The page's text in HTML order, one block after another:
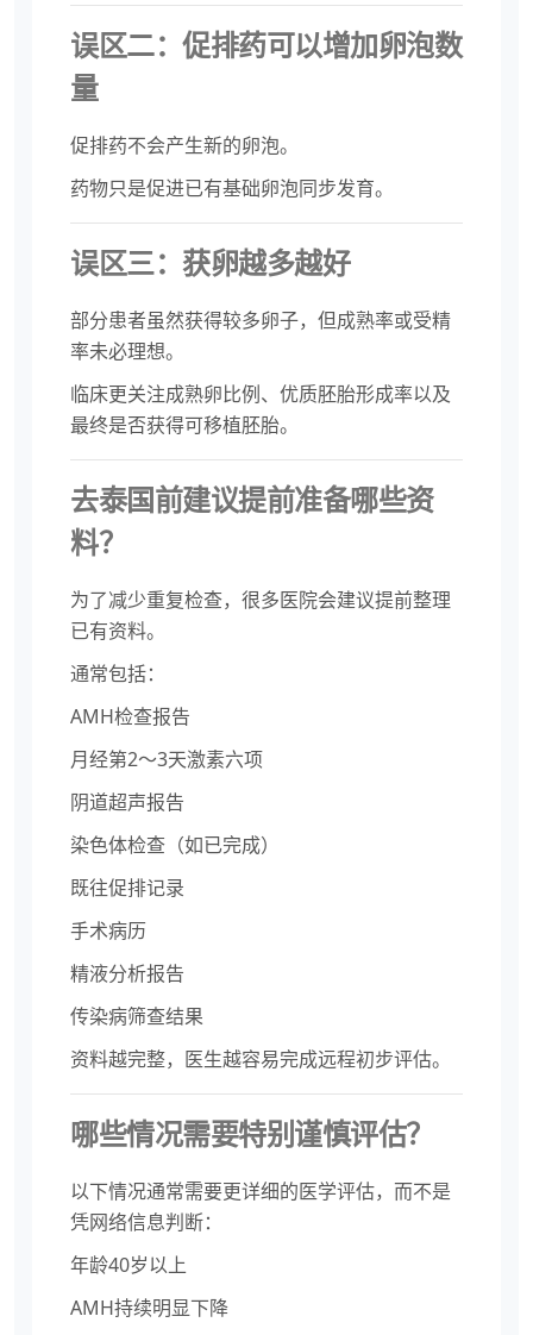
误区二：促排药可以增加卵泡数
量
促排药不会产生新的卵泡。
药物只是促进已有基础卵泡同步发育。
误区三：获卵越多越好
部分患者虽然获得较多卵子，但成熟率或受精
率未必理想。
临床更关注成熟卵比例、优质胚胎形成率以及
最终是否获得可移植胚胎。
去泰国前建议提前准备哪些资
料？
为了减少重复检查，很多医院会建议提前整理
已有资料。
通常包括：
AMH检查报告
月经第2～3天激素六项
阴道超声报告
染色体检查（如已完成）
既往促排记录
手术病历
精液分析报告
传染病筛查结果
资料越完整，医生越容易完成远程初步评估。
哪些情况需要特别谨慎评估？
以下情况通常需要更详细的医学评估，而不是
凭网络信息判断：
年龄40岁以上
AMH持续明显下降